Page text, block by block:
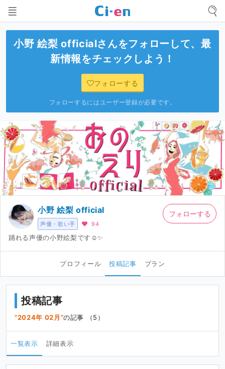
小野 絵梨 officialさんをフォローして、最
新情報をチェックしよう！
フォローする
フォローするにはユーザー登録が必要です。
声優・歌い手
小野 絵梨 official
94
踊れる声優の小野絵梨です☺️✨
フォローする
プロフィール 投稿記事 プラン
投稿記事
2024年 02月 の記事 （5）
一覧表示 詳細表示